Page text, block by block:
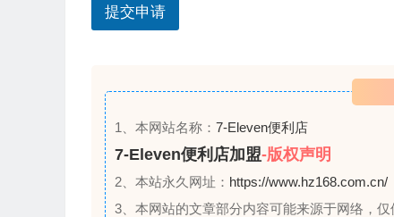
e
e
提交申请
1、本网站名称： 7-Eleven便利店
7-Eleven便利店加盟-版权声明
2、本站永久网址： https://www.hz168.com.cn/
3、本网站的文章部分内容可能来源于网络，